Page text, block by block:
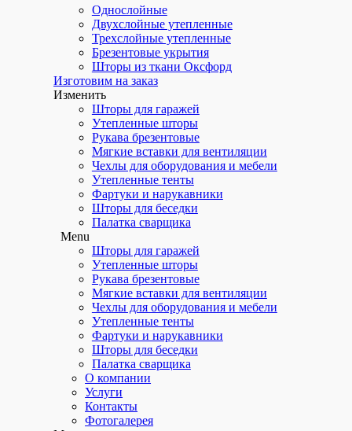
Однослойные
Двухслойные утепленные
Трехслойные утепленные
Брезентовые укрытия
Шторы из ткани Оксфорд
Изготовим на заказ
Изменить
Шторы для гаражей
Утепленные шторы
Рукава брезентовые
Мягкие вставки для вентиляции
Чехлы для оборудования и мебели
Утепленные тенты
Фартуки и нарукавники
Шторы для беседки
Палатка сварщика
Menu
Шторы для гаражей
Утепленные шторы
Рукава брезентовые
Мягкие вставки для вентиляции
Чехлы для оборудования и мебели
Утепленные тенты
Фартуки и нарукавники
Шторы для беседки
Палатка сварщика
О компании
Услуги
Контакты
Фотогалерея